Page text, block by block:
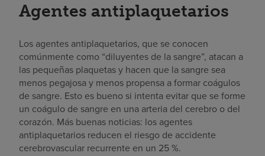
Agentes antiplaquetarios
Los agentes antiplaquetarios, que se conocen
comúnmente como “diluyentes de la sangre”, atacan a
las pequeñas plaquetas y hacen que la sangre sea
menos pegajosa y menos propensa a formar coágulos
de sangre. Esto es bueno si intenta evitar que se forme
un coágulo de sangre en una arteria del cerebro o del
corazón. Más buenas noticias: los agentes
antiplaquetarios reducen el riesgo de accidente
cerebrovascular recurrente en un 25 %.